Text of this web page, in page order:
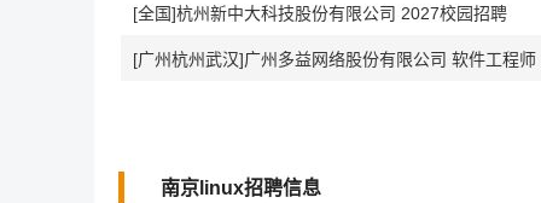
[全国]杭州新中大科技股份有限公司 2027校园招聘
[广州杭州武汉]广州多益网络股份有限公司 软件工程师
南京linux招聘信息